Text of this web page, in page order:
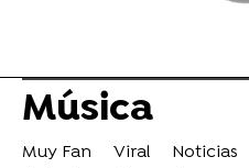
Música
Muy Fan Viral Noticias